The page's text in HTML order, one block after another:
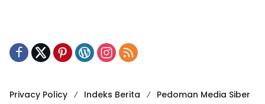
Privacy Policy Indeks Berita Pedoman Media Siber